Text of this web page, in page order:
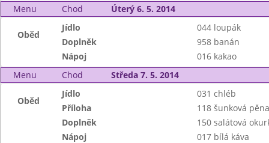
Menu
Chod Úterý 6. 5. 2014
Oběd
Jídlo
044 loupák
Doplněk
958 banán
Nápoj
016 kakao
Menu
Chod Středa 7. 5. 2014
Oběd
Jídlo
031 chléb
Příloha
118 šunková pěna
Doplněk
150 salátová
Nápoj
017 bílá káva